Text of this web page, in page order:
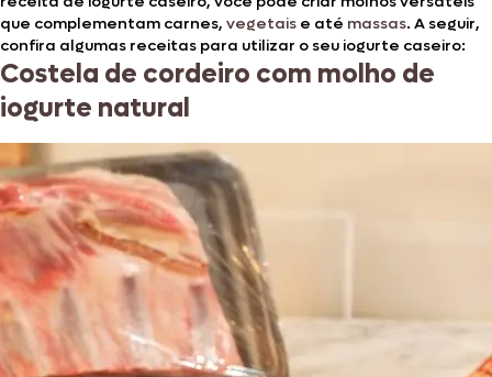
que complementam carnes, vegetais e até massas. A seguir,
confira algumas receitas para utilizar o seu iogurte caseiro:
Costela de cordeiro com molho de
iogurte natural